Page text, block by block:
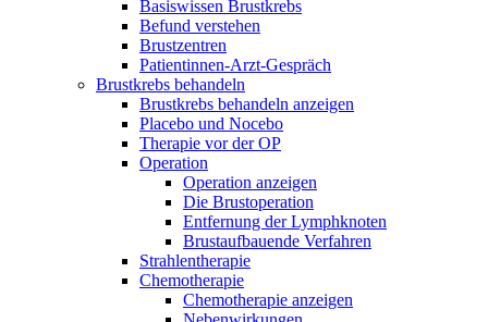
Basiswissen Brustkrebs
Befund verstehen
Brustzentren
Patientinnen-Arzt-Gespräch
Brustkrebs behandeln
Brustkrebs behandeln anzeigen
Placebo und Nocebo
Therapie vor der OP
Operation
Operation anzeigen
Die Brustoperation
Entfernung der Lymphknoten
Brustaufbauende Verfahren
Strahlentherapie
Chemotherapie
Chemotherapie anzeigen